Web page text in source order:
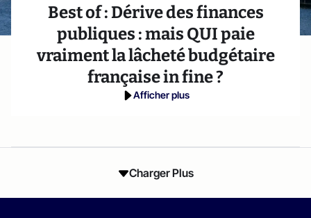
Best of : Dérive des finances
publiques : mais QUI paie
vraiment la lâcheté budgétaire
française in fine ?
Afficher plus
Charger Plus